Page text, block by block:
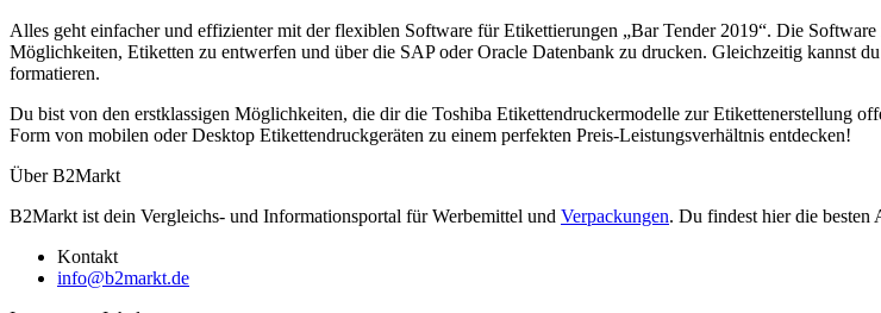
Alles geht einfacher und effizienter mit der flexiblen Software für Etikettierungen „Bar Tender 2019“. Die
Möglichkeiten, Etiketten zu entwerfen und über die SAP oder Oracle Datenbank zu drucken. Gleichzeitig kannst
formatieren.
Du bist von den erstklassigen Möglichkeiten, die dir die Toshiba Etikettendruckermodelle zur Etikettenerstellung
Form von mobilen oder Desktop Etikettendruckgeräten zu einem perfekten Preis-Leistungsverhältnis entdecken!
Über B2Markt
B2Markt ist dein Vergleichs- und Informationsportal für Werbemittel und Verpackungen. Du findest hier die
Kontakt
info@b2markt.de